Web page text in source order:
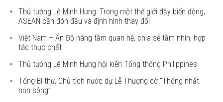
Thủ tướng Lê Minh Hưng: Trong một thế giới đầy biến động,
ASEAN cần đón đầu và định hình thay đổi
Việt Nam – Ấn Độ nâng tầm quan hệ, chia sẻ tầm nhìn, hợp
tác thực chất
Thủ tướng Lê Minh Hưng hội kiến Tổng thống Philippines
Tổng Bí thư, Chủ tịch nước dự Lễ Thượng cờ “Thống nhất
non sông”